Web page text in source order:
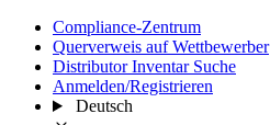
Compliance-Zentrum
Querverweis auf Wettbewerber
Distributor Inventar Suche
Anmelden/Registrieren
Deutsch